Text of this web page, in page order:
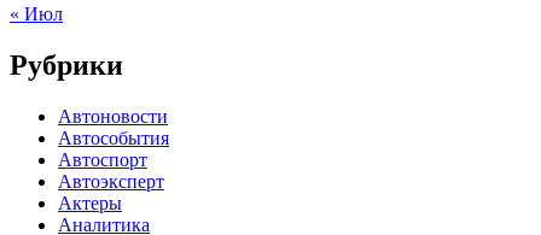
« Июл
Рубрики
Автоновости
Автособытия
Автоспорт
Автоэксперт
Актеры
Аналитика